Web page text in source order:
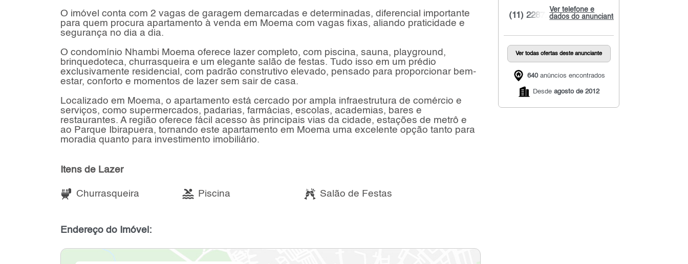
O imóvel conta com 2 vagas de garagem demarcadas e determinadas, diferencial importante
para quem procura apartamento à venda em Moema com vagas fixas, aliando praticidade e
segurança no dia a dia.
O condomínio Nhambi Moema oferece lazer completo, com piscina, sauna, playground,
brinquedoteca, churrasqueira e um elegante salão de festas. Tudo isso em um prédio
exclusivamente residencial, com padrão construtivo elevado, pensado para proporcionar bem-
estar, conforto e momentos de lazer sem sair de casa.
Localizado em Moema, o apartamento está cercado por ampla infraestrutura de comércio e
serviços, como supermercados, padarias, farmácias, escolas, academias, bares e
restaurantes. A região oferece fácil acesso às principais vias da cidade, estações de metrô e
ao Parque Ibirapuera, tornando este apartamento em Moema uma excelente opção tanto para
moradia quanto para investimento imobiliário.
Itens de Lazer
Churrasqueira Piscina Salão de Festas
Endereço do Imóvel:
Ver telefone e
dados do anunciante
(11) 2287...
Ver todas ofertas deste anunciante
640anúncios encontrados
Desde agosto de 2012